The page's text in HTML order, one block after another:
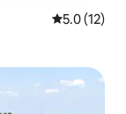
औसत रेटिंग 5
5.0 (12)